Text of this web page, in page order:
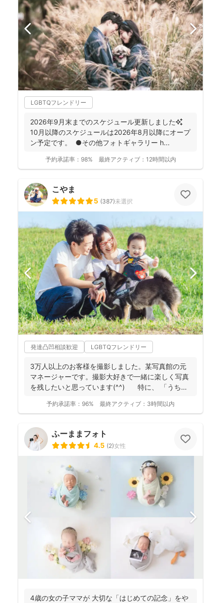
LGBTQフレンドリー
2026年9月末までのスケジュール更新しました✨
10月以降のスケジュールは2026年8月以降にオープ
ン予定です。 ●その他フォトギャラリー h...
予約承諾率： 98% 最終アクティブ： 12時間以内
こやま
5 (387)未選択
発達凸凹相談歓迎 LGBTQフレンドリー
3万人以上のお客様を撮影しました。某写真館の元
マネージャーです。撮影大好きで一緒に楽しく写真
を残したいと思っています(^^) 特に、 「うち
予約承諾率： 96% 最終アクティブ： 3時間以内
ふーままフォト
4.5 (2)女性
4歳の女の子ママが 大切な「はじめての記念」をや